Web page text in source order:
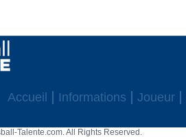
Accueil Informations Joueur
Talente.com. All Rights Reserved.